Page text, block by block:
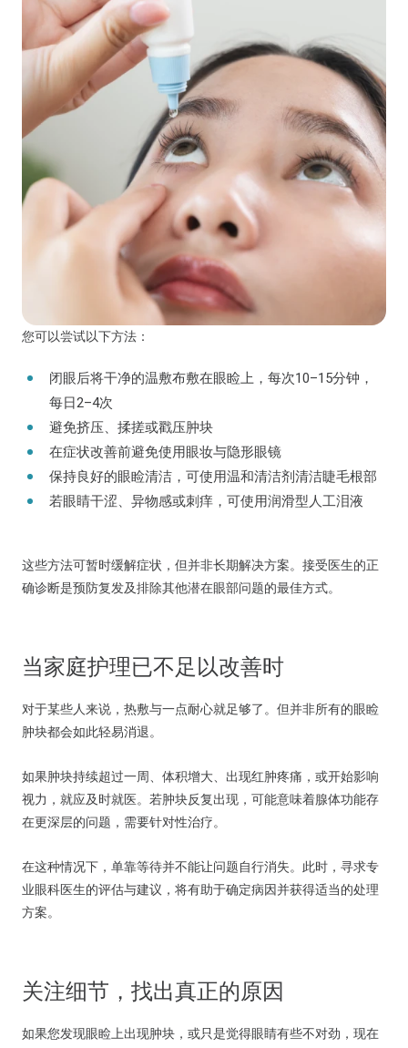
您可以尝试以下方法：
闭眼后将干净的温敷布敷在眼睑上，每次10–15分钟，
每日2–4次
避免挤压、揉搓或戳压肿块
在症状改善前避免使用眼妆与隐形眼镜
保持良好的眼睑清洁，可使用温和清洁剂清洁睫毛根部
若眼睛干涩、异物感或刺痒，可使用润滑型人工泪液
这些方法可暂时缓解症状，但并非长期解决方案。接受医生的正
确诊断是预防复发及排除其他潜在眼部问题的最佳方式。
当家庭护理已不足以改善时
对于某些人来说，热敷与一点耐心就足够了。但并非所有的眼睑
肿块都会如此轻易消退。
如果肿块持续超过一周、体积增大、出现红肿疼痛，或开始影响
视力，就应及时就医。若肿块反复出现，可能意味着腺体功能存
在更深层的问题，需要针对性治疗。
在这种情况下，单靠等待并不能让问题自行消失。此时，寻求专
业眼科医生的评估与建议，将有助于确定病因并获得适当的处理
方案。
关注细节，找出真正的原因
如果您发现眼睑上出现肿块，或只是觉得眼睛有些不对劲，现在